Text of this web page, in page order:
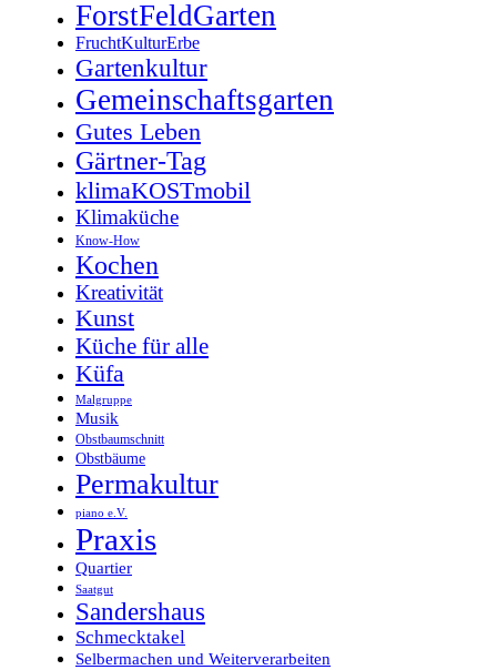
ForstFeldGarten
FruchtKulturErbe
Gartenkultur
Gemeinschaftsgarten
Gutes Leben
Gärtner-Tag
klimaKOSTmobil
Klimaküche
Know-How
Kochen
Kreativität
Kunst
Küche für alle
Küfa
Malgruppe
Musik
Obstbaumschnitt
Obstbäume
Permakultur
piano e.V.
Praxis
Quartier
Saatgut
Sandershaus
Schmecktakel
Selbermachen und Weiterverarbeiten